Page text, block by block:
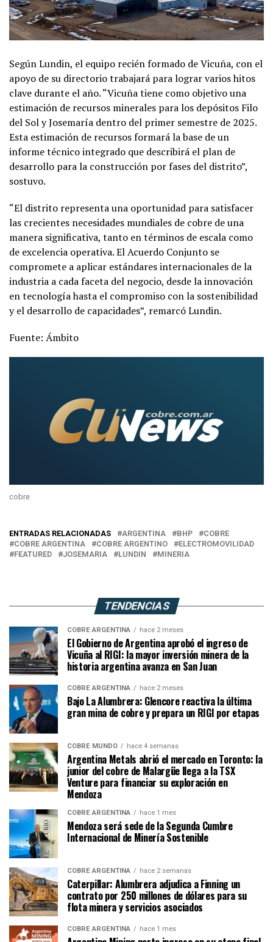
Según Lundin, el equipo recién formado de Vicuña, con el
apoyo de su directorio trabajará para lograr varios hitos
clave durante el año. “Vicuña tiene como objetivo una
estimación de recursos minerales para los depósitos Filo
del Sol y Josemaría dentro del primer semestre de 2025.
Esta estimación de recursos formará la base de un
informe técnico integrado que describirá el plan de
desarrollo para la construcción por fases del distrito”,
sostuvo.
“El distrito representa una oportunidad para satisfacer
las crecientes necesidades mundiales de cobre de una
manera significativa, tanto en términos de escala como
de excelencia operativa. El Acuerdo Conjunto se
compromete a aplicar estándares internacionales de la
industria a cada faceta del negocio, desde la innovación
en tecnología hasta el compromiso con la sostenibilidad
y el desarrollo de capacidades”, remarcó Lundin.
Fuente: Ámbito
cobre
ENTRADAS RELACIONADAS ARGENTINA BHP
COBRE
COBRE ARGENTINA
COBRE ARGENTINO
ELECTROMOVILIDAD
FEATURED
JOSEMARIA LUNDIN MINERIA
TENDENCIAS
COBRE ARGENTINA hace 2 meses
El Gobierno de Argentina aprobó el ingreso de
Vicuña al RIGI: la mayor inversión minera de la
historia argentina avanza en San Juan
COBRE ARGENTINA hace 2 meses
Bajo La Alumbrera: Glencore reactiva la última
gran mina de cobre y prepara un RIGI por etapas
COBRE MUNDO hace 4 semanas
Argentina Metals abrió el mercado en Toronto: la
junior del cobre de Malargüe llega a la TSX
Venture para financiar su exploración en
Mendoza
COBRE ARGENTINA hace 1 mes
Mendoza será sede de la Segunda Cumbre
Internacional de Minería Sostenible
COBRE ARGENTINA hace 2 semanas
Caterpillar: Alumbrera adjudica a Finning un
contrato por 250 millones de dólares para su
flota minera y servicios asociados
COBRE ARGENTINA hace 1 mes